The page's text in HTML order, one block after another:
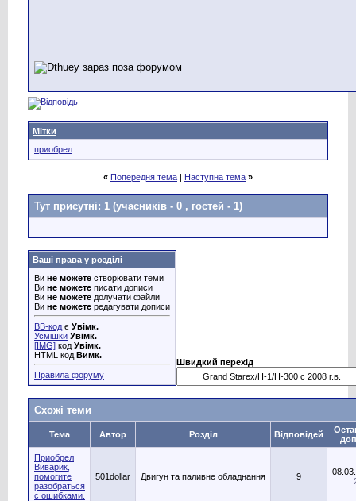
Мітки
приобрел
« Попередня тема | Наступна тема »
Тут присутні: 1 (учасників - 0 , гостей - 1)
Ваші права у розділі
Ви не можете створювати теми
Ви не можете писати дописи
Ви не можете долучати файли
Ви не можете редагувати дописи
BB-код є Увімк.
Усмішки Увімк.
[IMG] код Увімк.
HTML код Вимк.
Правила форуму
Швидкий перехід
Схожі теми
Тема Автор Розділ Відповідей
Приобрел
Виварик,
помогите
разобраться
с ошибками.
501dollar Двигун та паливне обладнання 9